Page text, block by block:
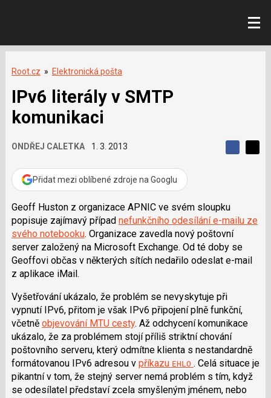
Root.cz » Elektronická pošta
IPv6 literály v SMTP
komunikaci
ONDŘEJ CALETKA 1. 3. 2013
S
e
t
S
e
n
a
F
c
k
e
í
t
Přidat mezi oblíbené zdroje na Googlu
Geoff Hustonz organizace APNIC ve svém sloupku
popisuje zajímavý případ nefunkčního odesílání e-mailu ze
svého notebooku. Organizace zavedla nový poštovní
server založený na Microsoft Exchange. Od té doby se
Geoffovi občas v některých sítích nedařilo odeslat e-mail
z aplikace iMail.
Vyšetřování ukázalo, že problém se nevyskytuje při
vypnutí IPv6, přitom je však IPv6 připojení plně funkční,
včetně objevování MTU cesty. Až odchycení komunikace
ukázalo, že za problémem stojí příliš striktní chování
poštovního serveru, který odmítne klienta s nestandardně
formátovanou IPv6 adresou v příkazu EHLO . Celá situace je
pikantní v tom, že stejný server nemá problém s tím, když
se odesílatel představí zcela smyšleným jménem, nebo